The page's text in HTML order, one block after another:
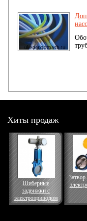
Хиты продаж
Шиберные
задвижки с
электроприводом